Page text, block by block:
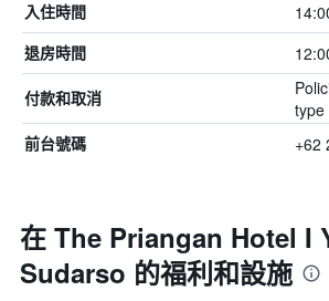
入住時間
退房時間
付款和取消
type
前台號碼 +62
在 The Priangan Hotel I
Sudarso 的福利和設施